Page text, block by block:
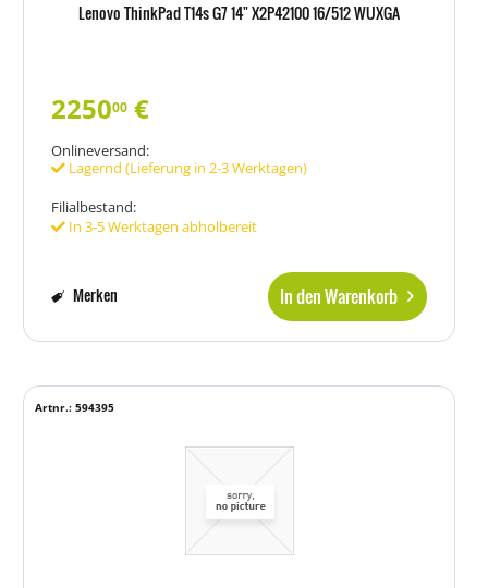
Lenovo ThinkPad T14s G7 14" X2P42100 16/512 WUXGA
225000 €
Onlineversand:
Lagernd (Lieferung in 2-3 Werktagen)
Filialbestand:
In 3-5 Werktagen abholbereit
In den Warenkorb
Merken
Artnr.: 594395